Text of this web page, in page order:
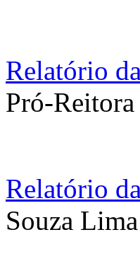
Relatório
Pró-Reitora
Relatório
Souza